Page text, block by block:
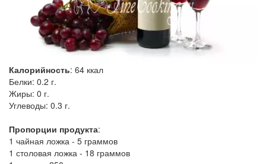
Калорийность: 64 ккал
Белки: 0.2 г.
Жиры: 0 г.
Углеводы: 0.3 г.
Пропорции продукта:
1 чайная ложка - 5 граммов
1 столовая ложка - 18 граммов